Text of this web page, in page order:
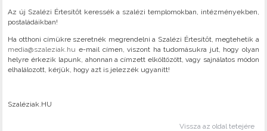
Az új Szalézi Értesítőt keressék a szalézi templomokban, intézményekben,
postaládáikban!
Ha otthoni címükre szeretnék megrendelni a Szalézi Értesítőt, megtehetik a
media@szaleziak.hu e-mail címen, viszont ha tudomásukra jut, hogy olyan
helyre érkezik lapunk, ahonnan a címzett elköltözött, vagy sajnálatos módon
elhalálozott, kérjük, hogy azt is jelezzék ugyanitt!
Szaléziak.HU
Vissza az oldal tetejére